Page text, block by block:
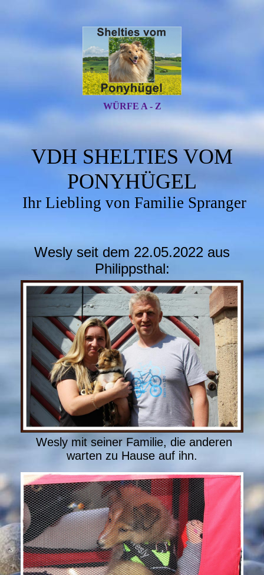
WÜRFE A - Z
VDH SHELTIES VOM
PONYHÜGEL
Ihr Liebling von Familie Spranger
Wesly seit dem 22.05.2022 aus
Philippsthal:
Wesly mit seiner Familie, die anderen
warten zu Hause auf ihn.